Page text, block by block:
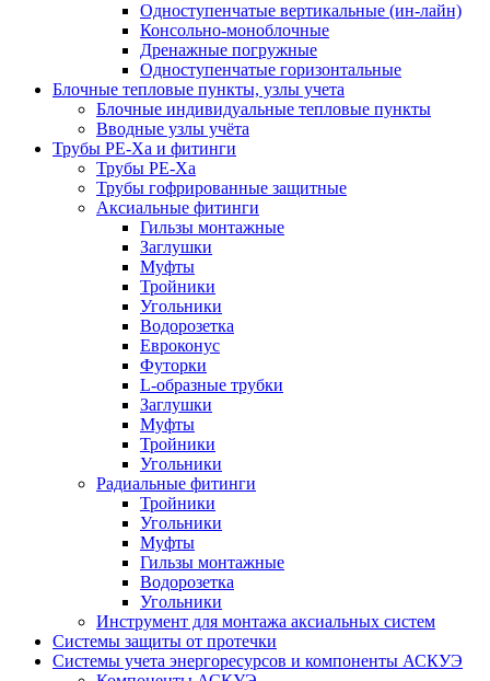
Одноступенчатые вертикальные (ин-лайн)
Консольно-моноблочные
Дренажные погружные
Одноступенчатые горизонтальные
Блочные тепловые пункты, узлы учета
Блочные индивидуальные тепловые пункты
Вводные узлы учёта
Трубы РЕ-Ха и фитинги
Трубы РЕ-Ха
Трубы гофрированные защитные
Аксиальные фитинги
Гильзы монтажные
Заглушки
Муфты
Тройники
Угольники
Водорозетка
Евроконус
Футорки
L-образные трубки
Заглушки
Муфты
Тройники
Угольники
Радиальные фитинги
Тройники
Угольники
Муфты
Гильзы монтажные
Водорозетка
Угольники
Инструмент для монтажа аксиальных систем
Системы защиты от протечки
Системы учета энергоресурсов и компоненты АСКУЭ